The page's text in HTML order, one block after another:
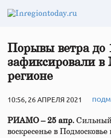
Порывы ветра до
зафиксировали в
регионе
10:56, 26 АПРЕЛЯ 2021
РИАМО – 25 апр. Сильный
воскресенье в